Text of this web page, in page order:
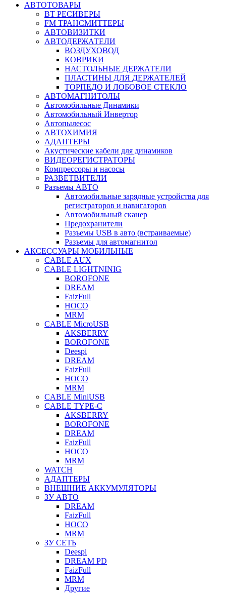
АВТОТОВАРЫ
BT РЕСИВЕРЫ
FM ТРАНСМИТТЕРЫ
АВТОВИЗИТКИ
АВТОДЕРЖАТЕЛИ
ВОЗДУХОВОД
КОВРИКИ
НАСТОЛЬНЫЕ ДЕРЖАТЕЛИ
ПЛАСТИНЫ ДЛЯ ДЕРЖАТЕЛЕЙ
ТОРПЕДО И ЛОБОВОЕ СТЕКЛО
АВТОМАГНИТОЛЫ
Автомобильные Динамики
Автомобильный Инвертор
Автопылесос
АВТОХИМИЯ
АДАПТЕРЫ
Акустические кабели для динамиков
ВИДЕОРЕГИСТРАТОРЫ
Компрессоры и насосы
РАЗВЕТВИТЕЛИ
Разъемы АВТО
Автомобильные зарядные устройства для
регистраторов и навигаторов
Автомобильный сканер
Предохранители
Разъемы USB в авто (встраиваемые)
Разъемы для автомагнитол
АКСЕССУАРЫ МОБИЛЬНЫЕ
CABLE AUX
CABLE LIGHTNINIG
BOROFONE
DREAM
FaizFull
HOCO
MRM
CABLE MicroUSB
AKSBERRY
BOROFONE
Deespi
DREAM
FaizFull
HOCO
MRM
CABLE MiniUSB
CABLE TYPE-C
AKSBERRY
BOROFONE
DREAM
FaizFull
HOCO
MRM
WATCH
АДАПТЕРЫ
ВНЕШНИЕ АККУМУЛЯТОРЫ
ЗУ АВТО
DREAM
FaizFull
HOCO
MRM
ЗУ СЕТЬ
Deespi
DREAM PD
FaizFull
MRM
Другие